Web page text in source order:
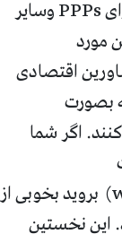
گمرکات افغانستان، ایجاد دیپارتمنت برای PPPs وسایر
مورد
اقتصادی
بصورت
اگر شما
کام(www.afghaneconomics.com) بروید بخوبی از
این نخستین